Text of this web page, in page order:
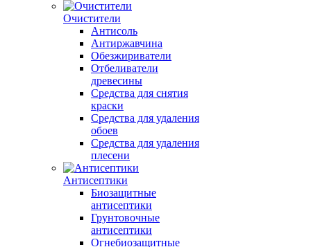
Очистители
Антисоль
Антиржавчина
Обезжириватели
Отбеливатели
древесины
Средства для снятия
краски
Средства для удаления
обоев
Средства для удаления
плесени
Антисептики
Биозащитные
антисептики
Грунтовочные
антисептики
Огнебиозащитные